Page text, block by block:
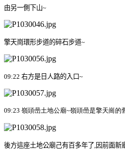
由另一側下山~
擎天崗環形步道的碎石步道~
09:22 右方是日人路的入口~
09:23 嶺頭喦土地公廟~嶺頭喦是擎天崗的
後方這座土地公廟己有百多年了 因前面新